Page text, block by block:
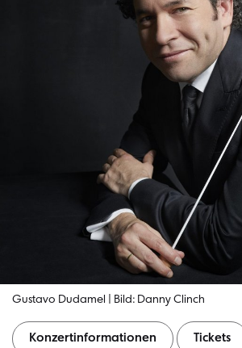
Gustavo Dudamel | Bild: Danny Clinch
Konzertinformationen Tickets